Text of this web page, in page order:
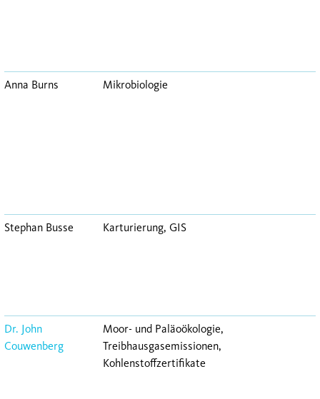
Anna Burns Mikrobiologie
Stephan Busse Karturierung, GIS
Dr. John
Couwenberg
Moor- und Paläoökologie,
Treibhausgasemissionen,
Kohlenstoffzertifikate